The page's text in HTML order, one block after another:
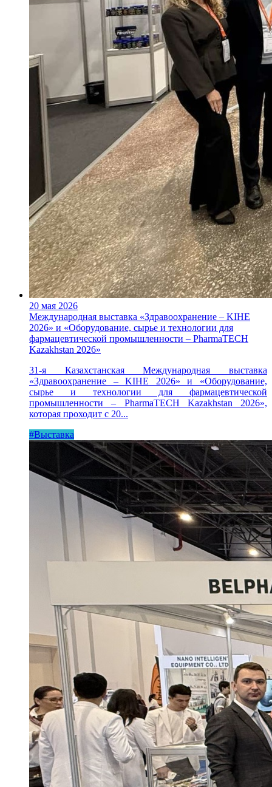
20 мая 2026
Международная выставка «Здравоохранение – KIHE
2026» и «Оборудование, сырье и технологии для
фармацевтической промышленности – PharmaTECH
Kazakhstan 2026»
31-я Казахстанская Международная выставка
«Здравоохранение – KIHE 2026» и «Оборудование,
сырье и технологии для фармацевтической
промышленности – PharmaTECH Kazakhstan 2026»,
которая проходит с 20...
#Выставка